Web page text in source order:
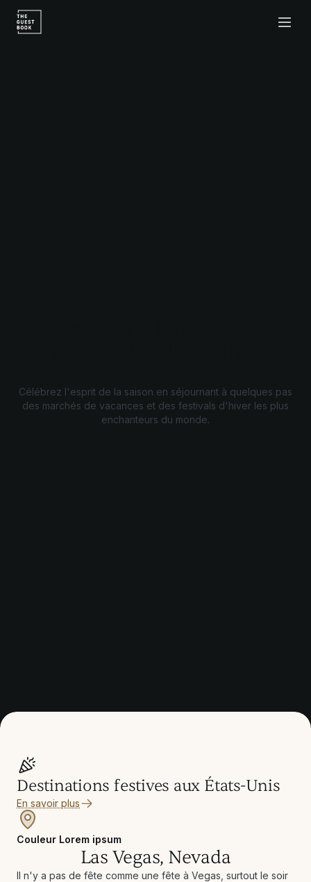
Célébrez l'esprit de la saison en séjournant à quelques pas
des marchés de vacances et des festivals d'hiver les plus
enchanteurs du monde.
Destinations festives aux États-Unis
En savoir plus
Couleur Lorem ipsum
Las Vegas, Nevada
Il n'y a pas de fête comme une fête à Vegas, surtout le soir